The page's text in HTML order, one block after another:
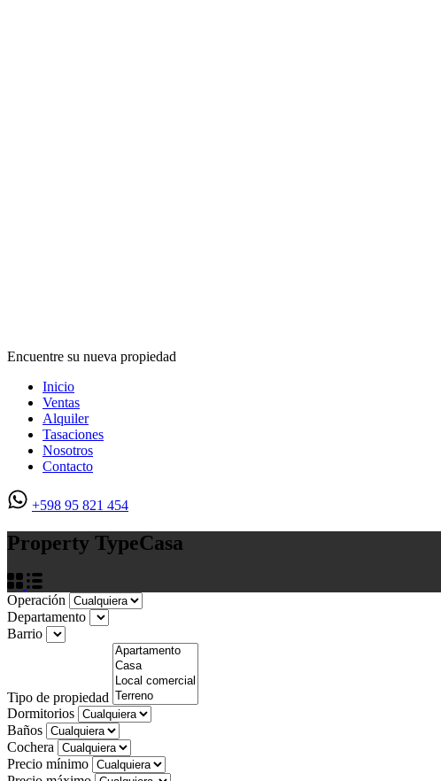
Encuentre su nueva propiedad
Inicio
Ventas
Alquiler
Tasaciones
Nosotros
Contacto
+598 95 821 454
Property TypeCasa
Operación
Departamento
Barrio
Tipo de propiedad
Dormitorios
Baños
Cochera
Precio mínimo